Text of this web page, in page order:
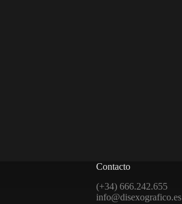
Contacto
(+34) 666.242.655
info@disexografico.es